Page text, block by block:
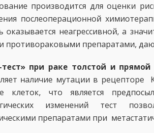
производится для оценки
послеоперационной
оказывается неагрессивной, а
противораковыми препаратами,
тест» при раке толстой и
наличие мутации в рецепторе
клеток, что является
изменений тест
препаратами при